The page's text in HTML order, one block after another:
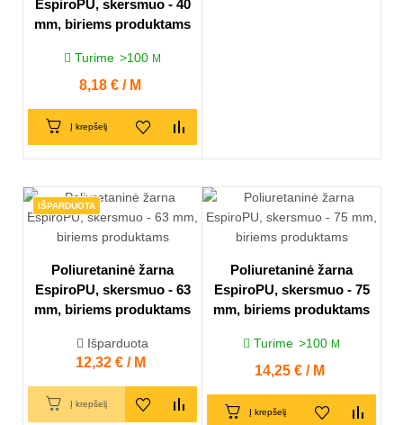
EspiroPU, skersmuo - 40
mm, biriems produktams
Turime >100 M
Kaina
8,18 € / M
Į krepšelį
IŠPARDUOTA
Poliuretaninė žarna
EspiroPU, skersmuo - 63
mm, biriems produktams
Išparduota
Kaina
12,32 € / M
Į krepšelį
Poliuretaninė žarna
EspiroPU, skersmuo - 75
mm, biriems produktams
Turime >100 M
Kaina
14,25 € / M
Į krepšelį